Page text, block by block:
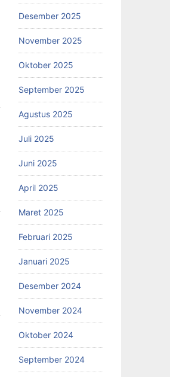
Desember 2025
November 2025
Oktober 2025
September 2025
Agustus 2025
Juli 2025
Juni 2025
April 2025
Maret 2025
Februari 2025
Januari 2025
Desember 2024
November 2024
Oktober 2024
September 2024